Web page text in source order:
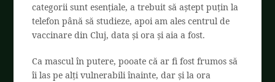
categorii sunt esențiale, a trebuit să aștept puțin la
telefon până să studieze, apoi am ales centrul de
vaccinare din Cluj, data și ora și aia a fost.
Ca mascul în putere, pooate că ar fi fost frumos să
îi las pe alți vulnerabili înainte, dar și la ora